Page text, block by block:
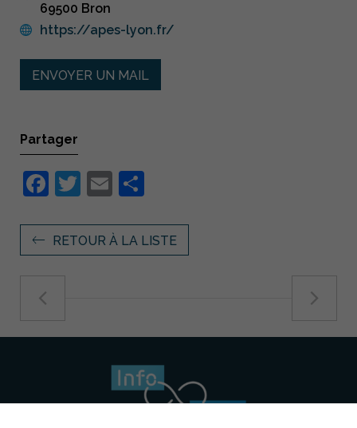
69500 Bron
https://apes-lyon.fr/
ENVOYER UN MAIL
Partager
Facebook
Twitter
Email
RETOUR À LA LISTE